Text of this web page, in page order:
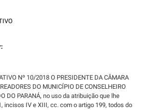
Nº 10/2018 O PRESIDENTE DA CÂMARA
DO MUNICÍPIO DE CONSELHEIRO
DO PARANÁ, no uso da atribuição que lhe
incisos IV e XIII, cc. com o artigo 199, todos do